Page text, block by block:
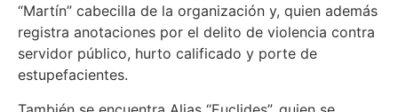
“Martín” cabecilla de la organización y, quien además
registra anotaciones por el delito de violencia contra
servidor público, hurto calificado y porte de
estupefacientes.